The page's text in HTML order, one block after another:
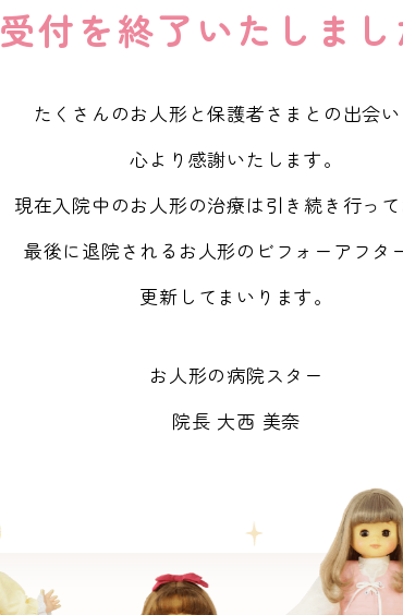
受付を終了いたしまし
たくさんのお人形と保護者さまとの出会い
心より感謝いたします。
現在入院中のお人形の治療は引き続き行って
最後に退院されるお人形の ビフォーアフタ
更新してまいります。
お人形の病院スター
院長 大西 美奈